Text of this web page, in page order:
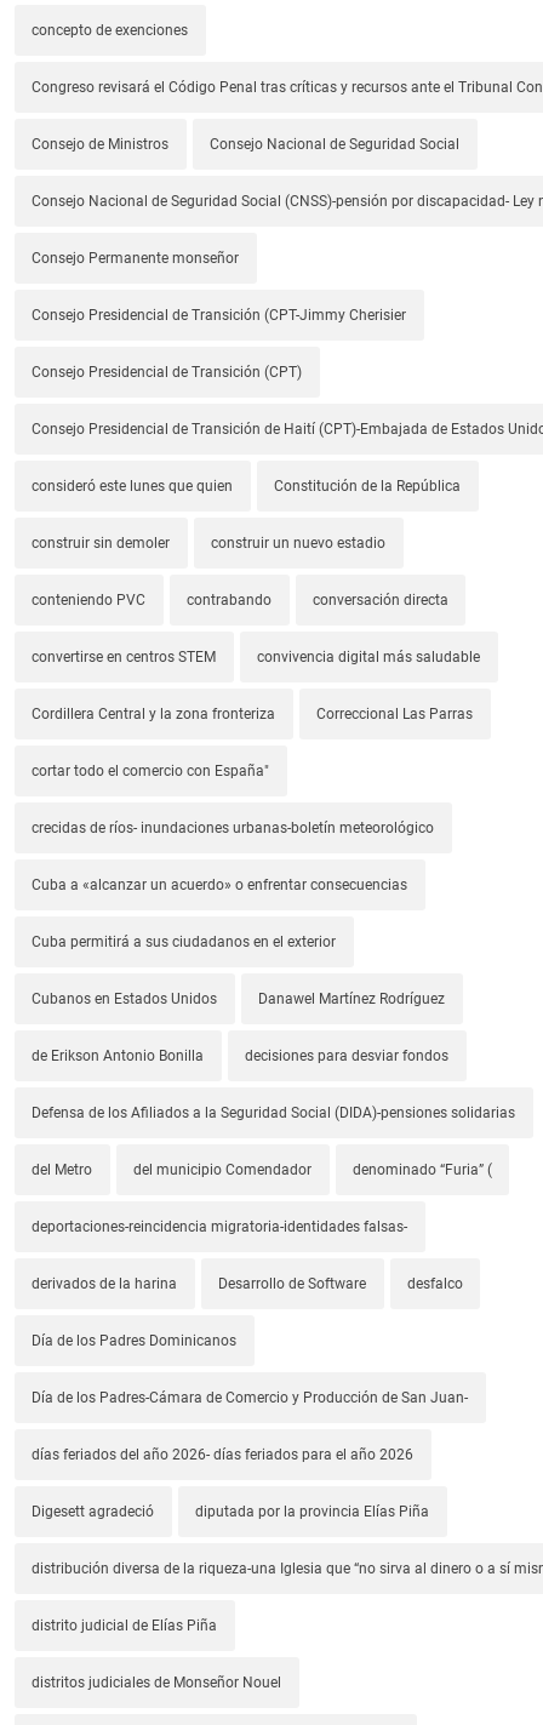
concepto de exenciones
Congreso revisará el Código Penal tras críticas y recursos ante el Tribunal
Consejo de Ministros Consejo Nacional de Seguridad Social
Consejo Nacional de Seguridad Social (CNSS)-pensión por discapacidad- Ley
Consejo Permanente monseñor
Consejo Presidencial de Transición (CPT-Jimmy Cherisier
Consejo Presidencial de Transición (CPT)
Consejo Presidencial de Transición de Haití (CPT)-Embajada de Estados
consideró este lunes que quien Constitución de la República
construir sin demoler construir un nuevo estadio
conteniendo PVC contrabando conversación directa
convertirse en centros STEM convivencia digital más saludable
Cordillera Central y la zona fronteriza Correccional Las Parras
cortar todo el comercio con España"
crecidas de ríos- inundaciones urbanas-boletín meteorológico
Cuba a «alcanzar un acuerdo» o enfrentar consecuencias
Cuba permitirá a sus ciudadanos en el exterior
Cubanos en Estados Unidos Danawel Martínez Rodríguez
de Erikson Antonio Bonilla decisiones para desviar fondos
Defensa de los Afiliados a la Seguridad Social (DIDA)-pensiones solidarias
del Metro del municipio Comendador denominado “Furia” (
deportaciones-reincidencia migratoria-identidades falsas-
derivados de la harina Desarrollo de Software desfalco
Día de los Padres Dominicanos
Día de los Padres-Cámara de Comercio y Producción de San Juan-
días feriados del año 2026- días feriados para el año 2026
Digesett agradeció diputada por la provincia Elías Piña
distribución diversa de la riqueza-una Iglesia que “no sirva al dinero o a sí
distrito judicial de Elías Piña
distritos judiciales de Monseñor Nouel